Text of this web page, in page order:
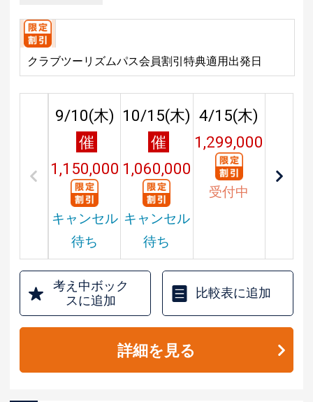
クラブツーリズムパス会員割引特典適用出発日
9/10(木)
催
1,150,000
円
キャンセル
待ち
10/15(木)
催
1,060,000
円
キャンセル
待ち
4/15(木)
1,299,000
円
受付中
考え中ボック
スに追加
比較表に追加
詳細を見る